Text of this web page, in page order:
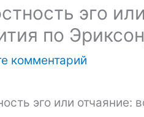
эго
по
комментарий
эго или отчаяние: